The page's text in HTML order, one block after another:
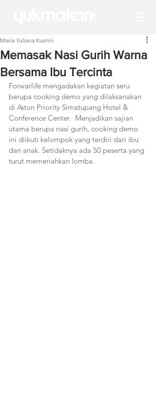
Memasak Nasi Gurih Warna
Bersama Ibu Tercinta
Maria Yuliana Kusrini
Forwarlife mengadakan kegiatan seru
berupa cooking demo yang dilaksanakan
di Aston Priority Simatupang Hotel &
Conference Center.  Menjadikan sajian
utama berupa nasi gurih, cooking demo
ini diikuti kelompok yang terdiri dari ibu
dan anak. Setidaknya ada 50 peserta yang
turut memeriahkan lomba.